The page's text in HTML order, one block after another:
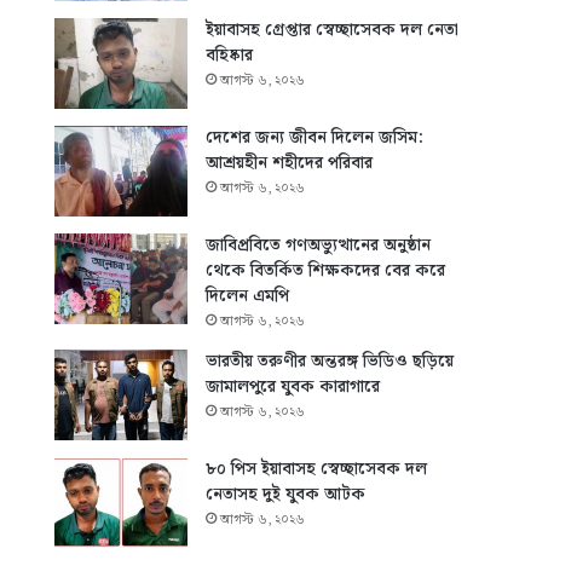
ইয়াবাসহ গ্রেপ্তার স্বেচ্ছাসেবক দল নেতা
বহিষ্কার
আগস্ট ৬, ২০২৬
দেশের জন্য জীবন দিলেন জসিম:
আশ্রয়হীন শহীদের পরিবার
আগস্ট ৬, ২০২৬
জাবিপ্রবিতে গণঅভ্যুত্থানের অনুষ্ঠান
থেকে বিতর্কিত শিক্ষকদের বের করে
দিলেন এমপি
আগস্ট ৬, ২০২৬
ভারতীয় তরুণীর অন্তরঙ্গ ভিডিও ছড়িয়ে
জামালপুরে যুবক কারাগারে
আগস্ট ৬, ২০২৬
৮০ পিস ইয়াবাসহ স্বেচ্ছাসেবক দল
নেতাসহ দুই যুবক আটক
আগস্ট ৬, ২০২৬